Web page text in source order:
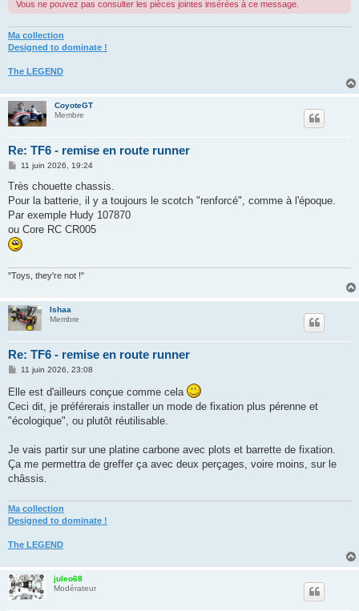
Vous ne pouvez pas consulter les pièces jointes insérées à ce message.
Ma collection
Designed to dominate !
The LEGEND
CoyoteGT
Membre
Re: TF6 - remise en route runner
M
s
a
g
11 juin 2026, 19:24
Très chouette chassis.
Pour la batterie, il y a toujours le scotch "renforcé", comme à l'époque.
Par exemple Hudy 107870
ou Core RC CR005
"Toys, they're not !"
Ishaa
Membre
Re: TF6 - remise en route runner
M
s
s
a
g
e
11 juin 2026, 23:08
Elle est d'ailleurs conçue comme cela
Ceci dit, je préférerais installer un mode de fixation plus pérenne et
"écologique", ou plutôt réutilisable.
Je vais partir sur une platine carbone avec plots et barrette de fixation.
Ça me permettra de greffer ça avec deux perçages, voire moins, sur le
châssis.
Ma collection
Designed to dominate !
The LEGEND
juleo68
Modérateur